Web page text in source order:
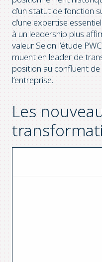
d’un statut de fonction
d’une expertise
à un leadership plus
valeur. Selon l’étude
muent en leader de
position au confluent
l’entreprise.
Les